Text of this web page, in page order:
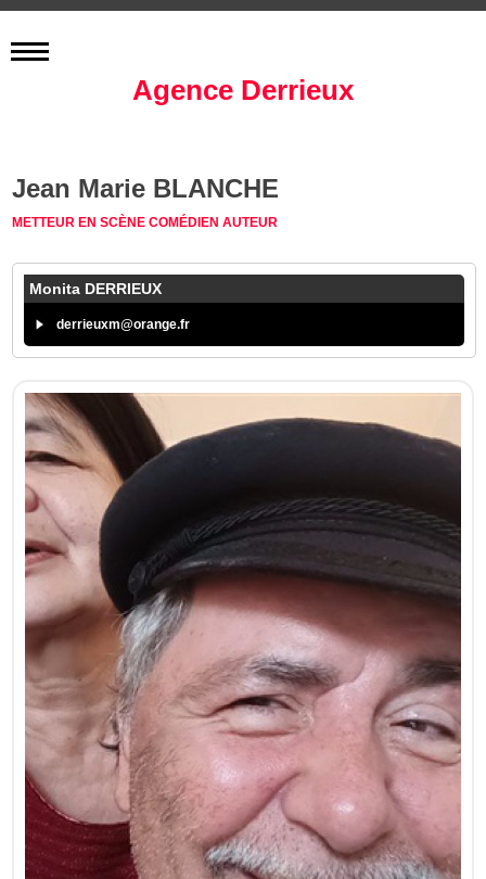
Agence Derrieux
Jean Marie BLANCHE
METTEUR EN SCÈNECOMÉDIENAUTEUR
Monita DERRIEUX
derrieuxm@orange.fr